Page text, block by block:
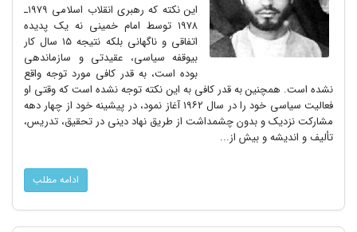
این نکته که رهبری انقلاب اسلامی ۱۹۷۹ـ
۱۹۷۸ توسط امام خمینی نه یک پدیده
اتفاقی و ناگهانی بلکه نتیجه ۱۵ سال کار
بیوقفه سیاسی، عقیدتی و سازماندهی
بوده است، به قدر کافی مورد توجه واقع
نشده است. همچنین به قدر کافی به این نکته توجه نشده است که وقتی او
فعالیت سیاسی خود را در سال ۱۹۶۲ آغاز نمود، در پیشینه خود از چهار دهه
مشارکت نزدیک و بدون چشمداشت از طریق نهاد دینی در تحقیق، تدریس،
تألیف و اندیشه و بیش از...
ادامه مطلب